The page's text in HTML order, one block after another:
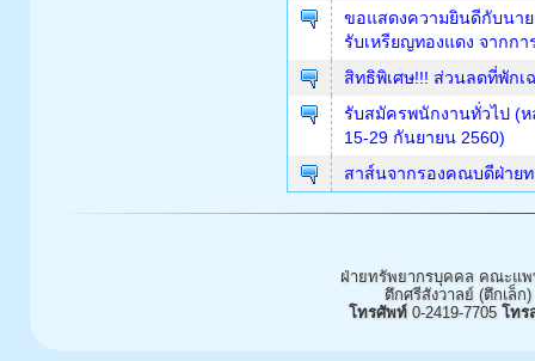
ขอแสดงความยินดีกับนา
รับเหรียญทองแดง จากก
สิทธิพิเศษ!!! ส่วนลดที่พัก
รับสมัครพนักงานทั่วไป (
15-29 กันยายน 2560)
สาส์นจากรองคณบดีฝ่าย
ฝ่ายทรัพยากรบุคคล คณะแ
ตึกศรีสังวาลย์ (ตึกเล็
โทรศัพท์0-2419-7705 โทร